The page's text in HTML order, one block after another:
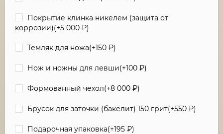
Покрытие клинка никелем (защита от
коррозии)(+5 000 ₽)
Темляк для ножа(+150 ₽)
Нож и ножны для левши(+100 ₽)
Формованный чехол(+8 000 ₽)
Брусок для заточки (бакелит) 150 грит(+550 ₽)
Подарочная упаковка(+195 ₽)